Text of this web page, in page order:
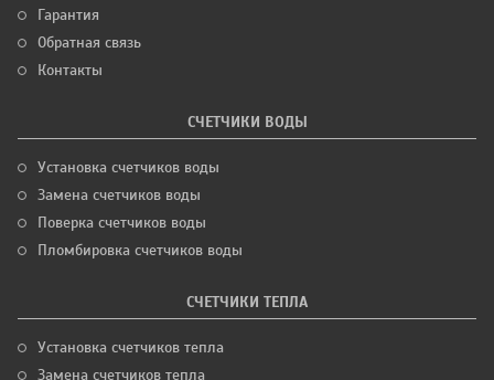
Гарантия
Обратная связь
Контакты
СЧЕТЧИКИ ВОДЫ
Установка счетчиков воды
Замена счетчиков воды
Поверка счетчиков воды
Пломбировка счетчиков воды
СЧЕТЧИКИ ТЕПЛА
Установка счетчиков тепла
Замена счетчиков тепла